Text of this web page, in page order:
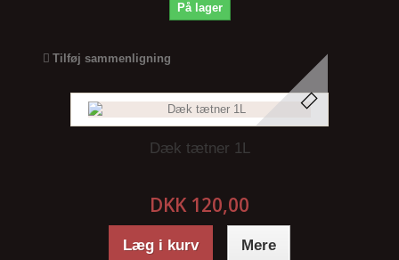
På lager
Tilføj sammenligning
Dæk tætner 1L
DKK 120,00
Læg i kurv Mere